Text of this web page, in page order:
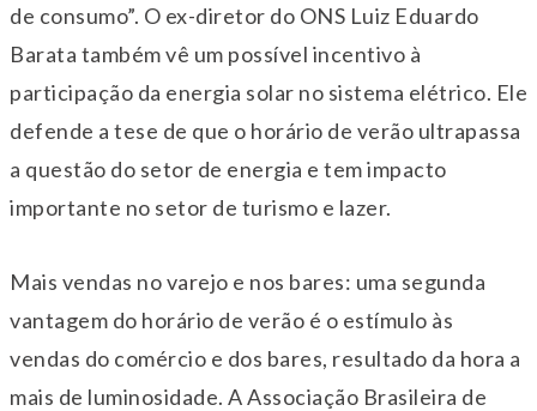
de consumo”. O ex-diretor do ONS Luiz Eduardo
Barata também vê um possível incentivo à
participação da energia solar no sistema elétrico. Ele
defende a tese de que o horário de verão ultrapassa
a questão do setor de energia e tem impacto
importante no setor de turismo e lazer.
Mais vendas no varejo e nos bares: uma segunda
vantagem do horário de verão é o estímulo às
vendas do comércio e dos bares, resultado da hora a
mais de luminosidade. A Associação Brasileira de